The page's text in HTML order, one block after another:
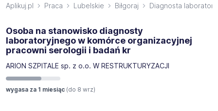
Aplikuj.pl Praca Lubelskie Biłgoraj Diagnosta
Osoba na stanowisko diagnosty
laboratoryjnego w komórce organizacyjnej
pracowni serologii i badań kr
ARION SZPITALE sp. z o.o. W RESTRUKTURYZACJI
wygasa za 1 miesiąc (do 8 wrz)